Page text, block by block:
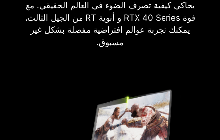
يحاكي كيفية تصرف الضوء في العالم الحقيقي. مع
قوة RTX 40 Series و أنوية RT من الجيل الثالث،
يمكنك تجربة عوالم افتراضية مفصلة بشكل غير
مسبوق.